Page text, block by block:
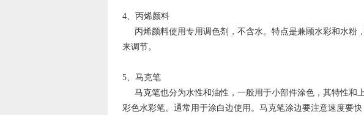
4、丙烯颜料
丙烯颜料使用专用调色剂，不含水。特点是兼顾水彩和水粉
来调节。
5、马克笔
马克笔也分为水性和油性，一般用于小部件涂色，其特性和
彩色水彩笔。通常用于涂白边使用。马克笔涂边要注意速度要